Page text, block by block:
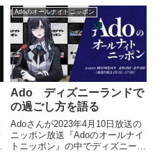
ウス』についてトーク。そこで流
れていた虹の歌について、ずっと
抱いていた疑問点を話していまし
た。
Adoのオールナイトニッポン
Ado ディズニーランドで
の過ごし方を語る
Adoさんが2023年4月10日放送の
ニッポン放送『Adoのオールナイ
トニッポン』の中でディズニーラ